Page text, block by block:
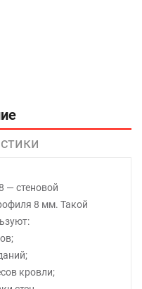
— стеновой
8 мм. Такой
кровли;